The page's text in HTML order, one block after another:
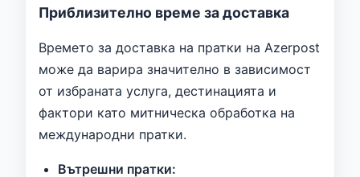
Приблизително време за доставка
Времето за доставка на пратки на Azerpost
може да варира значително в зависимост
от избраната услуга, дестинацията и
фактори като митническа обработка на
международни пратки.
Вътрешни пратки: